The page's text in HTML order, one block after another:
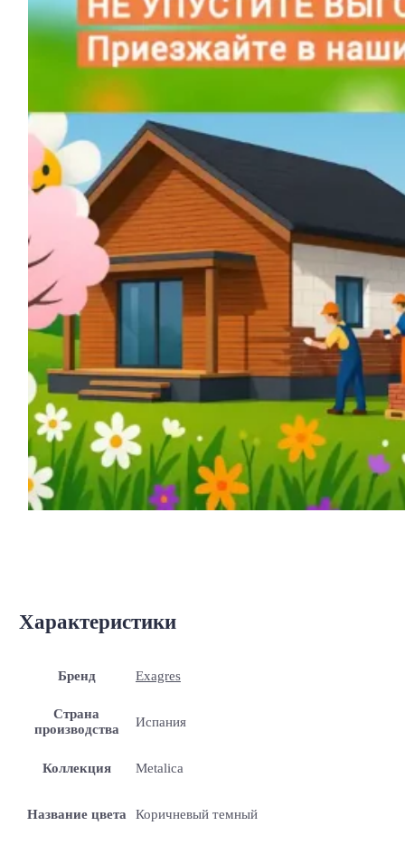
Характеристики
Бренд Exagres
Страна
производства
Испания
Коллекция Metalica
Название цвета Коричневый темный